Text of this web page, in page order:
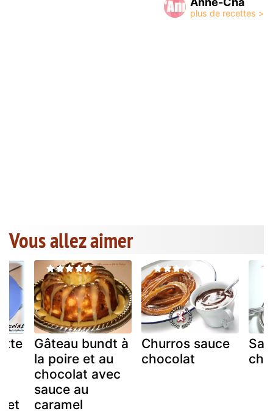
Vous allez aimer
et
Gâteau bundt à
la poire et au
chocolat avec
sauce au
caramel
Churros sauce
chocolat